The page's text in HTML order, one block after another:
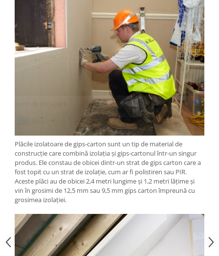
Plăcile izolatoare de gips-carton sunt un tip de material de
construcție care combină izolația și gips-cartonul într-un singur
produs. Ele constau de obicei dintr-un strat de gips carton care a
fost topit cu un strat de izolație, cum ar fi polistiren sau PIR.
Aceste plăci au de obicei 2,4 metri lungime și 1,2 metri lățime și
vin în grosimi de 12,5 mm sau 9,5 mm gips carton împreună cu
grosimea izolației.